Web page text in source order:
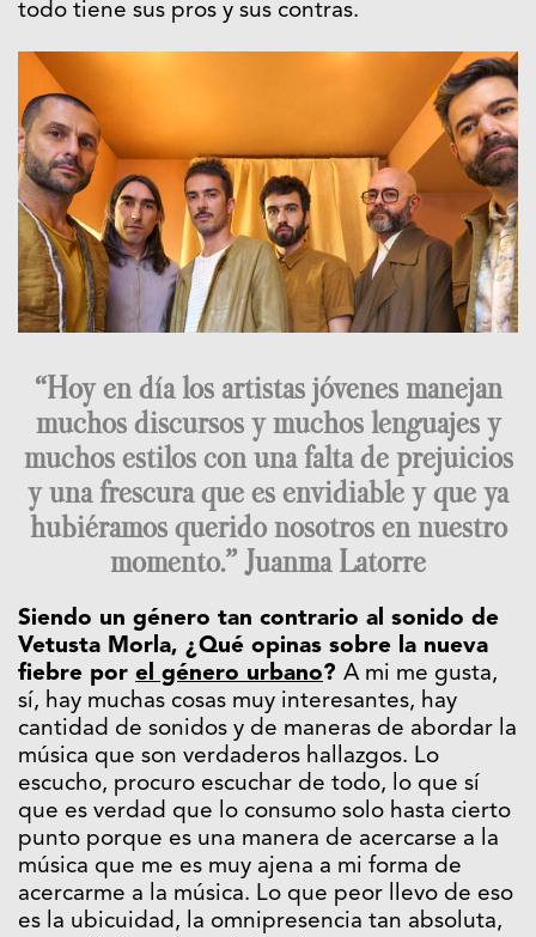
todo tiene sus pros y sus contras.
“Hoy en día los artistas jóvenes manejan
muchos discursos y muchos lenguajes y
muchos estilos con una falta de prejuicios
y una frescura que es envidiable y que ya
hubiéramos querido nosotros en nuestro
momento.” Juanma Latorre
Siendo un género tan contrario al sonido de
Vetusta Morla, ¿Qué opinas sobre la nueva
fiebre por el género urbano? A mi me gusta,
sí, hay muchas cosas muy interesantes, hay
cantidad de sonidos y de maneras de abordar la
música que son verdaderos hallazgos. Lo
escucho, procuro escuchar de todo, lo que sí
que es verdad que lo consumo solo hasta cierto
punto porque es una manera de acercarse a la
música que me es muy ajena a mi forma de
acercarme a la música. Lo que peor llevo de eso
es la ubicuidad, la omnipresencia tan absoluta,